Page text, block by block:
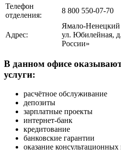
Телефон
отделения:
8 800 550-07-70
Адрес:
Ямало-
ул. Юбилейная,
России»
В данном офисе
услуги:
расчётное обслуживание
депозиты
зарплатные проекты
интернет-банк
кредитование
банковские гарантии
оказание